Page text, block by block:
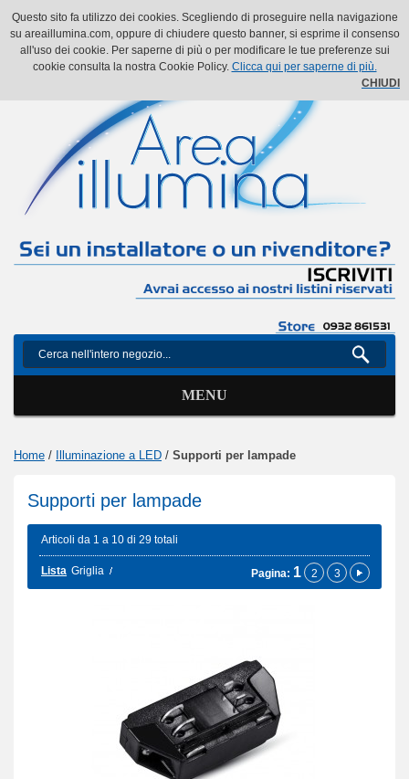
Il mio account Il mio carrello Vai alla Cassa Accedi
MENU
Home / Illuminazione a LED / Supporti per lampade
Supporti per lampade
Articoli da 1 a 10 di 29 totali
Lista Griglia Pagina: 1 2 3
Questo sito fa utilizzo dei cookies. Scegliendo di proseguire nella navigazione
su areaillumina.com, oppure di chiudere questo banner, si esprime il consenso
all'uso dei cookie. Per saperne di più o per modificare le tue preferenze sui
cookie consulta la nostra Cookie Policy. Clicca qui per saperne di più.
CHIUDI